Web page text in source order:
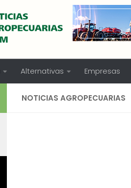
Alternativas Empresas
NOTICIAS AGROPECUARIAS